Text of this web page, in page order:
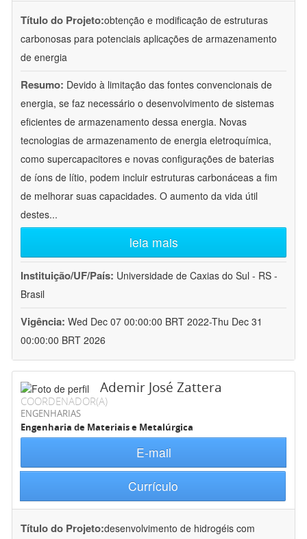
Título do Projeto:obtenção e modificação de estruturas
carbonosas para potenciais aplicações de armazenamento
de energia
Resumo: Devido à limitação das fontes convencionais de
energia, se faz necessário o desenvolvimento de sistemas
eficientes de armazenamento dessa energia. Novas
tecnologias de armazenamento de energia eletroquímica,
como supercapacitores e novas configurações de baterias
de íons de lítio, podem incluir estruturas carbonáceas a fim
de melhorar suas capacidades. O aumento da vida útil
destes...
leia mais
Instituição/UF/País: Universidade de Caxias do Sul - RS -
Brasil
Vigência: Wed Dec 07 00:00:00 BRT 2022-Thu Dec 31
00:00:00 BRT 2026
Ademir José Zattera
COORDENADOR(A)
ENGENHARIAS
Engenharia de Materiais e Metalúrgica
E-mail
Currículo
Título do Projeto:desenvolvimento de hidrogéis com